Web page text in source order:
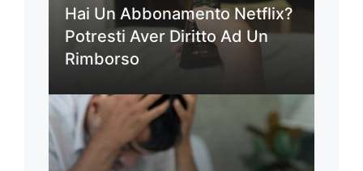
Hai Un Abbonamento Netflix?
Potresti Aver Diritto Ad Un
Rimborso